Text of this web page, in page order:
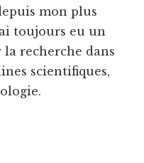
mon plus
toujours eu un
recherche dans
scientifiques,